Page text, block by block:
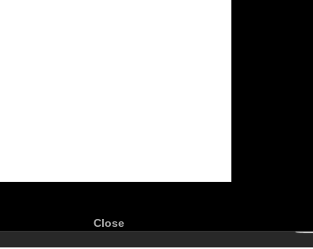
Close